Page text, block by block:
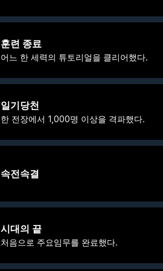
훈련 종료
어느 한 세력의 튜토리얼을 클리어했다.
일기당천
한 전장에서 1,000명 이상을 격파했다.
속전속결
시대의 끝
처음으로 주요임무를 완료했다.